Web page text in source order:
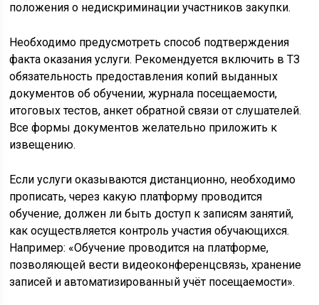
положения о недискриминации участников закупки.
Необходимо предусмотреть способ подтверждения
факта оказания услуги. Рекомендуется включить в ТЗ
обязательность предоставления копий выданных
документов об обучении, журнала посещаемости,
итоговых тестов, анкет обратной связи от слушателей.
Все формы документов желательно приложить к
извещению.
Если услуги оказываются дистанционно, необходимо
прописать, через какую платформу проводится
обучение, должен ли быть доступ к записям занятий,
как осуществляется контроль участия обучающихся.
Например: «Обучение проводится на платформе,
позволяющей вести видеоконференцсвязь, хранение
записей и автоматизированный учёт посещаемости».